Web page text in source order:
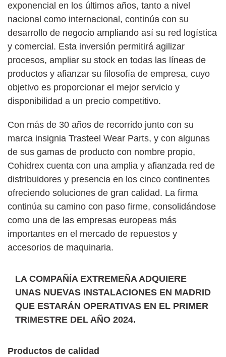
exponencial en los últimos años, tanto a nivel
nacional como internacional, continúa con su
desarrollo de negocio ampliando así su red logística
y comercial. Esta inversión permitirá agilizar
procesos, ampliar su stock en todas las líneas de
productos y afianzar su filosofía de empresa, cuyo
objetivo es proporcionar el mejor servicio y
disponibilidad a un precio competitivo.
Con más de 30 años de recorrido junto con su
marca insignia Trasteel Wear Parts, y con algunas
de sus gamas de producto con nombre propio,
Cohidrex cuenta con una amplia y afianzada red de
distribuidores y presencia en los cinco continentes
ofreciendo soluciones de gran calidad. La firma
continúa su camino con paso firme, consolidándose
como una de las empresas europeas más
importantes en el mercado de repuestos y
accesorios de maquinaria.
LA COMPAÑÍA EXTREMEÑA ADQUIERE
UNAS NUEVAS INSTALACIONES EN MADRID
QUE ESTARÁN OPERATIVAS EN EL PRIMER
TRIMESTRE DEL AÑO 2024.
Productos de calidad